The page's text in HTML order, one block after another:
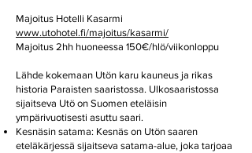
Majoitus Hotelli Kasarmi
www.utohotel.fi/majoitus/kasarmi/
Majoitus 2hh huoneessa 150€/hlö/viikonloppu
Lähde kokemaan Utön karu kauneus ja rikas
historia Paraisten saaristossa. Ulkosaaristossa
sijaitseva Utö on Suomen eteläisin
ympärivuotisesti asuttu saari.
Kesnäsin satama: Kesnäs on Utön saaren
eteläkärjessä sijaitseva satama-alue, joka tarjoaa